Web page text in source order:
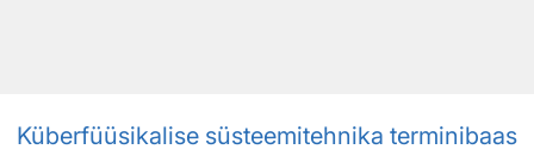
Küberfüüsikalise süsteemitehnika terminibaas